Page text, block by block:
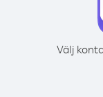
Välj